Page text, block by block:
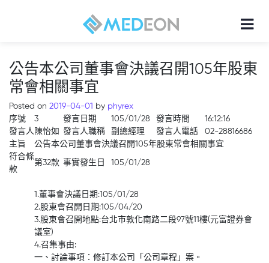
公告本公司董事會決議召開105年股東
常會相關事宜
Posted on 2019-04-01 by phyrex
序號
3 發言日期 105/01/28 發言時間
16:12:16
發言人 陳怡如 發言人職稱 副總經理 發言人電話
02-28816686
主旨
公告本公司董事會決議召開105年股東常會相關事宜
符合條
款
第32款 事實發生日 105/01/28
1.董事會決議日期:105/01/28
2.股東會召開日期:105/04/20
3.股東會召開地點:台北市敦化南路二段97號11樓(元富證券會
議室)
4.召集事由:
一、討論事項：修訂本公司「公司章程」案。